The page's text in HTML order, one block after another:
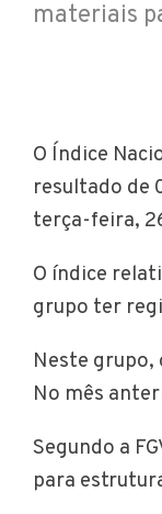
materiais
O Índice
resultado de
terça-feira,
O índice
grupo ter
Neste
No mês
Segundo a
para